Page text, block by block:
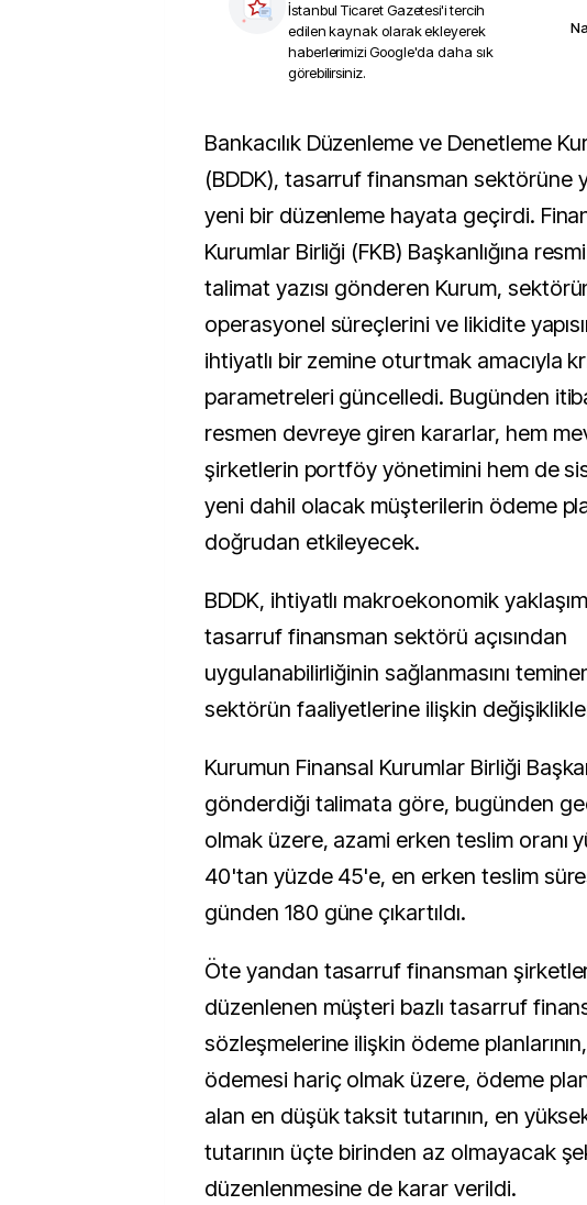
İstanbul Ticaret Gazetesi'i tercih
edilen kaynak olarak ekleyerek
haberlerimizi Google'da daha sık
görebilirsiniz.
Bankacılık Düzenleme ve Denetleme Kurumu
(BDDK), tasarruf finansman sektörüne
yeni bir düzenleme hayata geçirdi.
Kurumlar Birliği (FKB) Başkanlığına
talimat yazısı gönderen Kurum,
operasyonel süreçlerini ve likidite
ihtiyatlı bir zemine oturtmak amacıyla
parametreleri güncelledi. Bugünden
resmen devreye giren kararlar, hem
şirketlerin portföy yönetimini hem de
yeni dahil olacak müşterilerin ödeme
doğrudan etkileyecek.
BDDK, ihtiyatlı makroekonomik
tasarruf finansman sektörü açısından
uygulanabilirliğinin sağlanmasını
sektörün faaliyetlerine ilişkin
Kurumun Finansal Kurumlar Birliği
gönderdiği talimata göre, bugünden
olmak üzere, azami erken teslim oranı
40'tan yüzde 45'e, en erken teslim
günden 180 güne çıkartıldı.
Öte yandan tasarruf finansman
düzenlenen müşteri bazlı tasarruf
sözleşmelerine ilişkin ödeme
ödemesi hariç olmak üzere, ödeme
alan en düşük taksit tutarının, en
tutarının üçte birinden az olmayacak
düzenlenmesine de karar verildi.